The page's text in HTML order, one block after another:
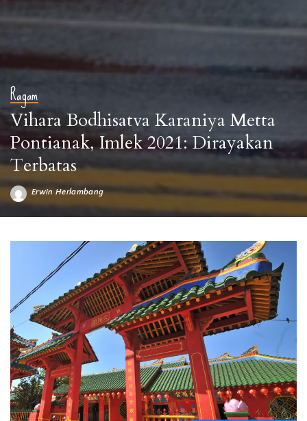
Ragam
Vihara Bodhisatva Karaniya Metta
Pontianak, Imlek 2021: Dirayakan
Terbatas
Posted
by
Erwin Herlambang